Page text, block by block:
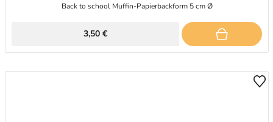
Back to school Muffin-Papierbackform 5 cm Ø
3,50 €